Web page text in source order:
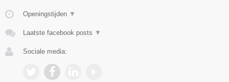
Openingstijden ▼
Laatste facebook posts ▼
Sociale media: